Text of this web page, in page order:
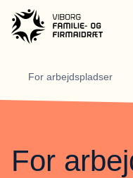
For arbejdspladser
For